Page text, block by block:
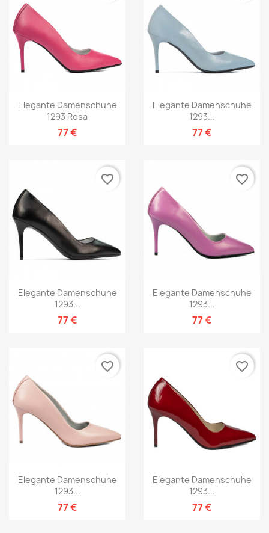
Elegante Damenschuhe
1293 Rosa
77 €
Elegante Damenschuhe
1293...
77 €
Elegante Damenschuhe
1293...
77 €
favorite_border
Elegante Damenschuhe
1293...
77 €
favorite_border
Elegante Damenschuhe
1293...
77 €
favorite_border
Elegante Damenschuhe
1293...
77 €
favorite_border